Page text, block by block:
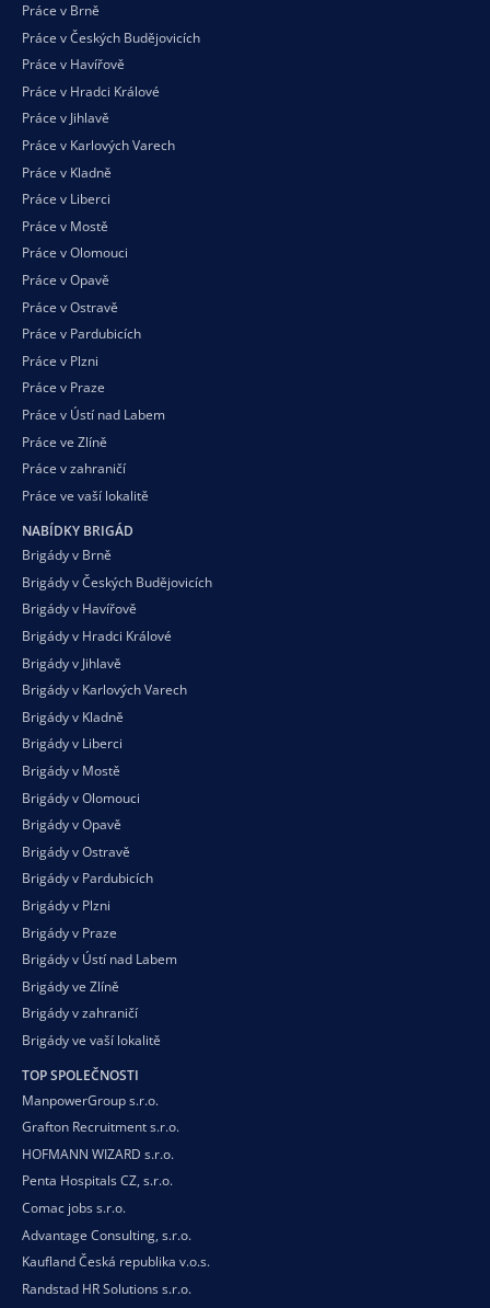
Práce v Brně
Práce v Českých Budějovicích
Práce v Havířově
Práce v Hradci Králové
Práce v Jihlavě
Práce v Karlových Varech
Práce v Kladně
Práce v Liberci
Práce v Mostě
Práce v Olomouci
Práce v Opavě
Práce v Ostravě
Práce v Pardubicích
Práce v Plzni
Práce v Praze
Práce v Ústí nad Labem
Práce ve Zlíně
Práce v zahraničí
Práce ve vaší lokalitě
NABÍDKY BRIGÁD
Brigády v Brně
Brigády v Českých Budějovicích
Brigády v Havířově
Brigády v Hradci Králové
Brigády v Jihlavě
Brigády v Karlových Varech
Brigády v Kladně
Brigády v Liberci
Brigády v Mostě
Brigády v Olomouci
Brigády v Opavě
Brigády v Ostravě
Brigády v Pardubicích
Brigády v Plzni
Brigády v Praze
Brigády v Ústí nad Labem
Brigády ve Zlíně
Brigády v zahraničí
Brigády ve vaší lokalitě
TOP SPOLEČNOSTI
ManpowerGroup s.r.o.
Grafton Recruitment s.r.o.
HOFMANN WIZARD s.r.o.
Penta Hospitals CZ, s.r.o.
Comac jobs s.r.o.
Advantage Consulting, s.r.o.
Kaufland Česká republika v.o.s.
Randstad HR Solutions s.r.o.